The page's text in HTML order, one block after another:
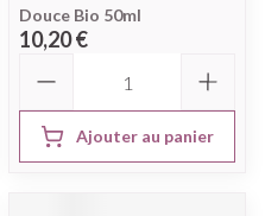
Douce Bio 50ml
10,20 €
Ajouter au panier